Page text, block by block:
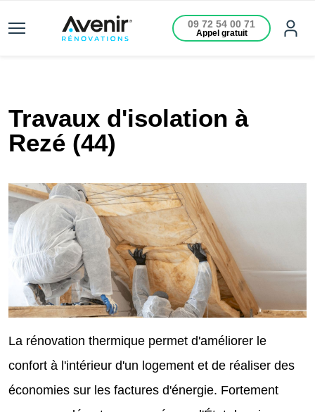
09 72 54 00 71
Appel gratuit
Travaux d'isolation à
Rezé (44)
La rénovation thermique permet d'améliorer le
confort à l'intérieur d'un logement et de réaliser des
économies sur les factures d'énergie. Fortement